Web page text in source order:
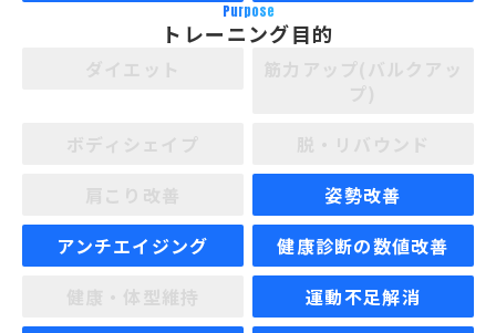
Purpose
トレーニング目的
姿勢改善
アンチエイジング
健康診断の数値改善
運動不足解消